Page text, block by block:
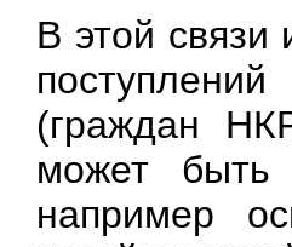
В этой связи
(граждан
может быть
например